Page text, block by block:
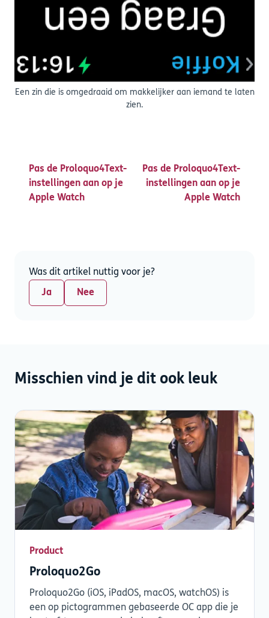
Een zin die is omgedraaid om makkelijker aan iemand te laten
zien.
Pas de Proloquo4Text-
instellingen aan op je
Apple Watch
Pas de Proloquo4Text-
instellingen aan op je
Apple Watch
Was dit artikel nuttig voor je?
Ja Nee
Misschien vind je dit ook leuk
Product
Proloquo2Go
Proloquo2Go (iOS, iPadOS, macOS, watchOS) is
een op pictogrammen gebaseerde OC app die je